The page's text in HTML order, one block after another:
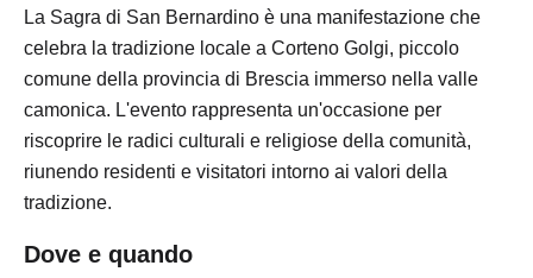
La Sagra di San Bernardino è una manifestazione che
celebra la tradizione locale a Corteno Golgi, piccolo
comune della provincia di Brescia immerso nella valle
camonica. L'evento rappresenta un'occasione per
riscoprire le radici culturali e religiose della comunità,
riunendo residenti e visitatori intorno ai valori della
tradizione.
Dove e quando